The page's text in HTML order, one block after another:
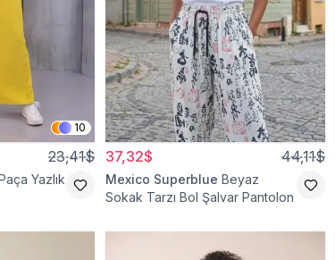
10
23,41$
Yazlık
37,32$ 44,11$
Mexico Superblue Beyaz
Sokak Tarzı Bol Şalvar Pantolon